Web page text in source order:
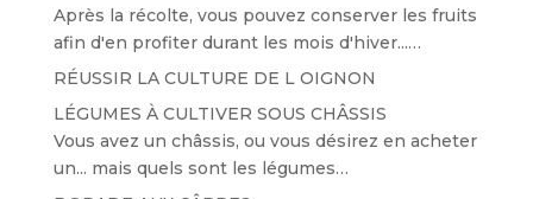
Après la récolte, vous pouvez conserver les fruits
afin d'en profiter durant les mois d'hiver...…
RÉUSSIR LA CULTURE DE L OIGNON
LÉGUMES À CULTIVER SOUS CHÂSSIS
Vous avez un châssis, ou vous désirez en acheter
un... mais quels sont les légumes…